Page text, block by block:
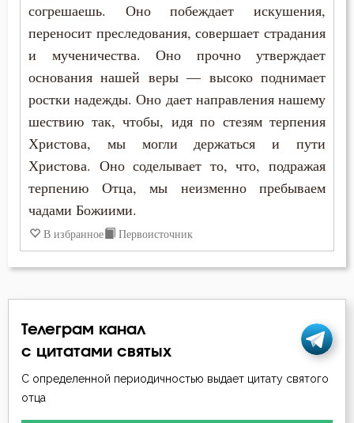
Ложь
Любовь
Любовь к Богу
Милостыня
Миропомазание
Молитва
Монах
Обида
Одежда
Оскорбление
Максим Грек
Максим Исповедник
Моисей Оптинский (Путилов)
Никон Оптинский (Беляев)
Петр Дамаскин
Пимен Великий
Тихон Задонский
согрешаешь. Оно побеждает искушения,
переносит преследования, совершает страдания
и мученичества. Оно прочно утверждает
основания нашей веры — высоко поднимает
ростки надежды. Оно дает направления нашему
шествию так, чтобы, идя по стезям терпения
Христова, мы могли держаться и пути
Христова. Оно соделывает то, что, подражая
терпению Отца, мы неизменно пребываем
чадами Божиими.
В избранное Первоисточник
Телеграм канал
с цитатами святых
С определенной периодичностью выдает цитату святого
отца